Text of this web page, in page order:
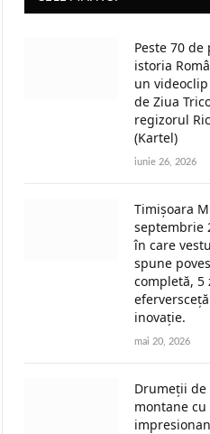
Peste 70
istoria
un
de Ziua
regizorul
(Kartel)
iunie 26, 2026
Timișoara
septembrie
în care
spune
completă, 5
inovație.
mai 20, 2026
Drumeții de
montane